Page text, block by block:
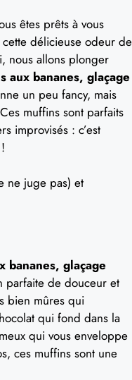
êtes prêts à vous
délicieuse odeur de
nous allons plonger
aux bananes, glaçage
un peu fancy, mais
muffins sont parfaits
improvisés : c’est
ne juge pas) et
bananes, glaçage
parfaite de douceur et
bien mûres qui
qui fond dans la
qui vous enveloppe
ces muffins sont une